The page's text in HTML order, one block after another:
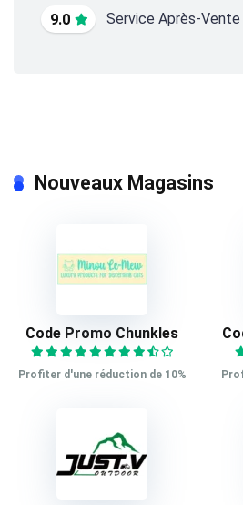
9.0 Service Après-Vente
Nouveaux Magasins
Code Promo Chunkles
Profiter d'une réduction de 10%